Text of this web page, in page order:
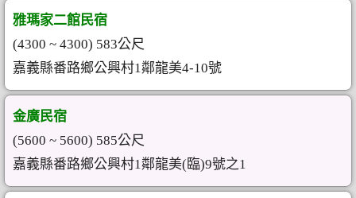
雅瑪家二館民宿
(4300 ~ 4300) 583公尺
嘉義縣番路鄉公興村1鄰龍美4-10號
金廣民宿
(5600 ~ 5600) 585公尺
嘉義縣番路鄉公興村1鄰龍美(臨)9號之1